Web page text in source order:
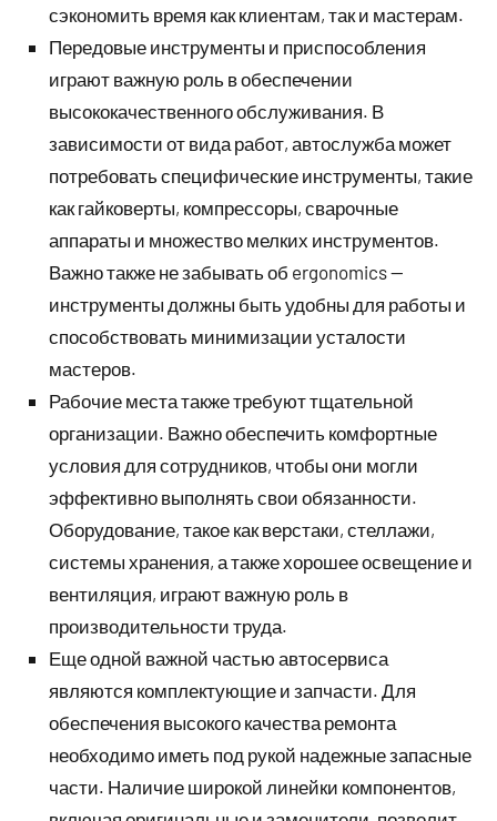
сэкономить время как клиентам, так и мастерам.
Передовые инструменты и приспособления
играют важную роль в обеспечении
высококачественного обслуживания. В
зависимости от вида работ, автослужба может
потребовать специфические инструменты, такие
как гайковерты, компрессоры, сварочные
аппараты и множество мелких инструментов.
Важно также не забывать об ergonomics —
инструменты должны быть удобны для работы и
способствовать минимизации усталости
мастеров.
Рабочие места также требуют тщательной
организации. Важно обеспечить комфортные
условия для сотрудников, чтобы они могли
эффективно выполнять свои обязанности.
Оборудование, такое как верстаки, стеллажи,
системы хранения, а также хорошее освещение и
вентиляция, играют важную роль в
производительности труда.
Еще одной важной частью автосервиса
являются комплектующие и запчасти. Для
обеспечения высокого качества ремонта
необходимо иметь под рукой надежные запасные
части. Наличие широкой линейки компонентов,